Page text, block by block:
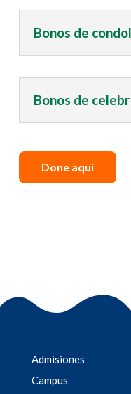
Bonos de
Bonos de
Done aquí
Admisiones
Campus